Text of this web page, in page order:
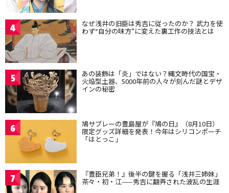
4 なぜ浅井の旧臣は秀吉に従ったのか？ 武力を使
わず“自分の味方”に変えた裏工作の技法とは
5 あの装飾は「炎」ではない？縄文時代の国宝・
火焔型土器、5000年前の人々が刻んだ謎とデザ
インの秘密
6 鳩サブレーの豊島屋が『鳩の日』（8月10日）
限定グッズ詳細を発表！今年はシリコンポーチ
「はとっこ」
7 『豊臣兄弟！』後半の鍵を握る「浅井三姉妹」
茶々・初・江——秀吉に翻弄された波乱の生涯